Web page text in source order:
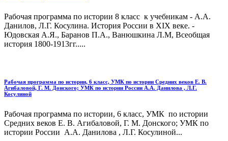
Рабочая программа по истории 8 класс к учебникам - А.А.
Данилов, Л.Г. Косулина. История России в XIX веке. -
Юдовская А.Я., Баранов П.А., Ванюшкина Л.М, Всеобщая
история 1800-1913гг.....
Рабочая программа по истории, 6 класс, УМК по истории Средних веков Е. В.
Агибаловой, Г. М. Донского; УМК по истории России А.А. Данилова , Л.Г.
Косулиной
Рабочая программа по истории, 6 класс, УМК по истории
Средних веков Е. В. Агибаловой, Г. М. Донского; УМК по
истории России А.А. Данилова , Л.Г. Косулиной...